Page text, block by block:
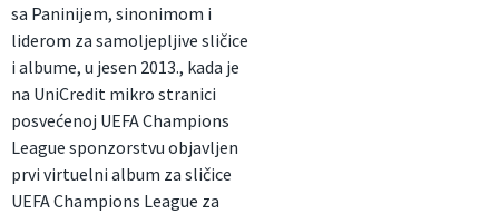
sa Paninijem, sinonimom i
liderom za samoljepljive sličice
i albume, u jesen 2013., kada je
na UniCredit mikro stranici
posvećenoj UEFA Champions
League sponzorstvu objavljen
prvi virtuelni album za sličice
UEFA Champions League za